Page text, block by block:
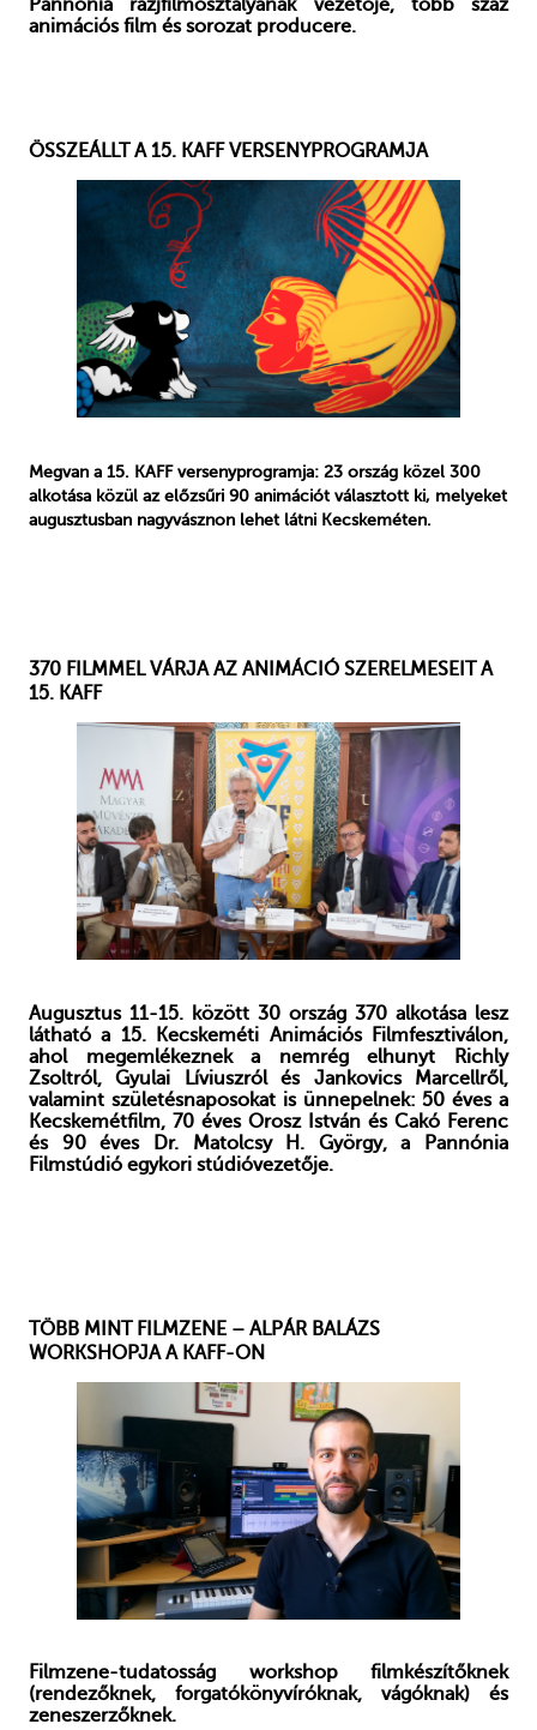
Pannónia razjfilmosztályának vezetője, több száz
animációs film és sorozat producere.
ÖSSZEÁLLT A 15. KAFF VERSENYPROGRAMJA
Megvan a 15. KAFF versenyprogramja: 23 ország közel 300
alkotása közül az előzsűri 90 animációt választott ki, melyeket
augusztusban nagyvásznon lehet látni Kecskeméten.
370 FILMMEL VÁRJA AZ ANIMÁCIÓ SZERELMESEIT A
15. KAFF
Augusztus 11-15. között 30 ország 370 alkotása lesz
látható a 15. Kecskeméti Animációs Filmfesztiválon,
ahol megemlékeznek a nemrég elhunyt Richly
Zsoltról, Gyulai Líviuszról és Jankovics Marcellről,
valamint születésnaposokat is ünnepelnek: 50 éves a
Kecskemétfilm, 70 éves Orosz István és Cakó Ferenc
és 90 éves Dr. Matolcsy H. György, a Pannónia
Filmstúdió egykori stúdióvezetője.
TÖBB MINT FILMZENE – ALPÁR BALÁZS
WORKSHOPJA A KAFF-ON
Filmzene-tudatosság workshop filmkészítőknek
(rendezőknek, forgatókönyvíróknak, vágóknak) és
zeneszerzőknek.